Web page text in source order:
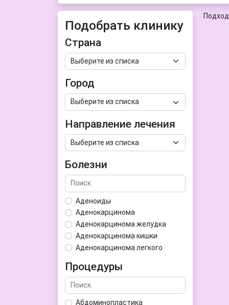
Подобрать клинику
Страна
Город
Направление лечения
Болезни
Аденоиды
Аденокарцинома
Аденокарцинома желудка
Аденокарцинома кишки
Аденокарцинома легкого
Аденома гипофиза
Аденома простаты
Аденома щитовидной железы
Процедуры
Абдоминопластика